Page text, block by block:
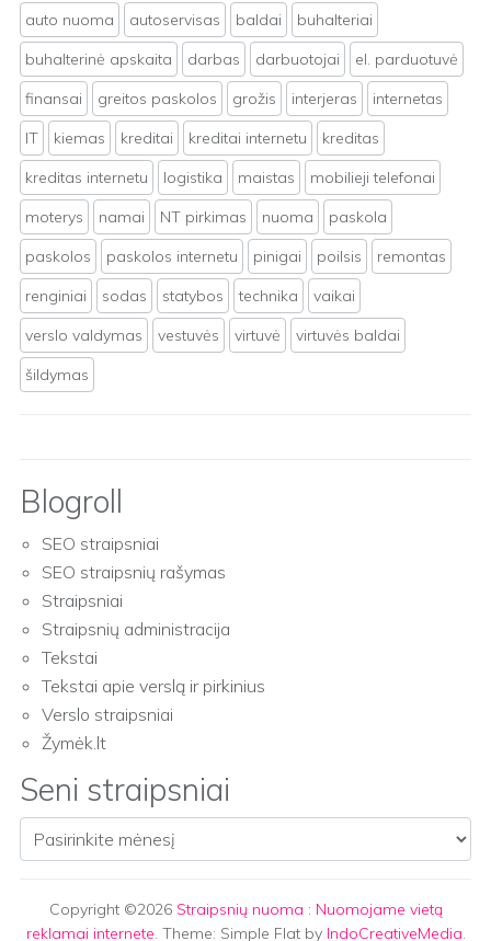
auto nuoma
autoservisas baldai
buhalteriai
buhalterinė apskaita
darbas darbuotojai
el. parduotuvė
finansai
greitos paskolos grožis interjeras
internetas
IT
kiemas kreditai kreditai internetu
kreditas
kreditas internetu
logistika maistas
mobilieji telefonai
moterys
namai NT pirkimas nuoma
paskola
paskolos
paskolos internetu pinigai poilsis
remontas
renginiai
sodas statybos technika
vaikai
verslo valdymas
vestuvės virtuvė
virtuvės baldai
šildymas
Blogroll
SEO straipsniai
SEO straipsnių rašymas
Straipsniai
Straipsnių administracija
Tekstai
Tekstai apie verslą ir pirkinius
Verslo straipsniai
Žymėk.lt
Seni straipsniai
Seni straipsniai
Copyright ©2026 Straipsnių nuoma : Nuomojame vietą
reklamai internete. Theme: Simple Flat by IndoCreativeMedia.